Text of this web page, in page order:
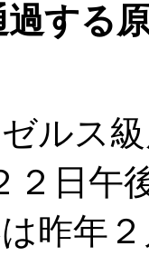
する
ルス
２日午
昨年